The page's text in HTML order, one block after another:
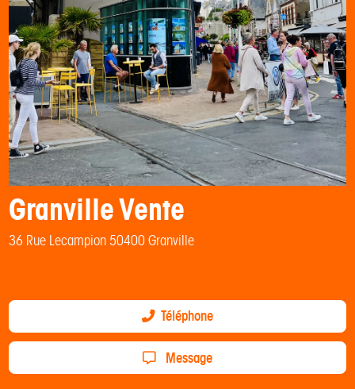
Granville Vente
36 Rue Lecampion 50400 Granville
Téléphone
Message